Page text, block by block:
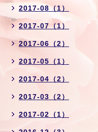
2017-08（1）
2017-07（1）
2017-06（2）
2017-05（1）
2017-04（2）
2017-03（2）
2017-02（1）